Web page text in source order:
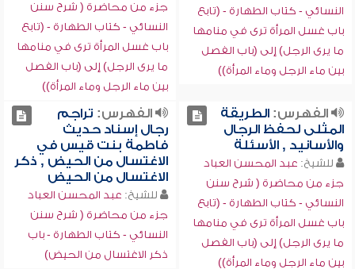
النسائي - كتاب الطهارة - (تابع
باب غسل المرأة ترى في منامها
ما يرى الرجل) إلى (باب الفصل
بين ماء الرجل وماء المرأة))
جزء من محاضرة ( شرح سنن
النسائي - كتاب الطهارة - (تابع
باب غسل المرأة ترى في منامها
ما يرى الرجل) إلى (باب الفصل
بين ماء الرجل وماء المرأة))
الفهرس:الطريقة
المثلى لحفظ الرجال
والأسانيد , الأسئلة
للشيخ: عبد المحسن العباد
جزء من محاضرة ( شرح سنن
النسائي - كتاب الطهارة - (تابع
باب غسل المرأة ترى في منامها
ما يرى الرجل) إلى (باب الفصل
بين ماء الرجل وماء المرأة))
الفهرس: تراجم
رجال إسناد حديث
فاطمة بنت قيس في
الاغتسال من الحيض , ذكر
الاغتسال من الحيض
للشيخ: عبد المحسن العباد
جزء من محاضرة ( شرح سنن
النسائي - كتاب الطهارة - باب
ذكر الاغتسال من الحيض)